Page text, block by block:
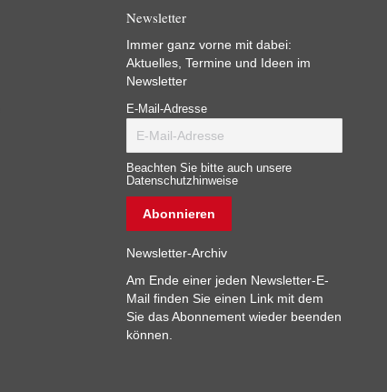
Newsletter
Immer ganz vorne mit dabei:
Aktuelles, Termine und Ideen im
Newsletter
E-Mail-Adresse
Beachten Sie bitte auch unsere
Datenschutzhinweise
Newsletter-Archiv
Am Ende einer jeden Newsletter-E-
Mail finden Sie einen Link mit dem
Sie das Abonnement wieder beenden
können.